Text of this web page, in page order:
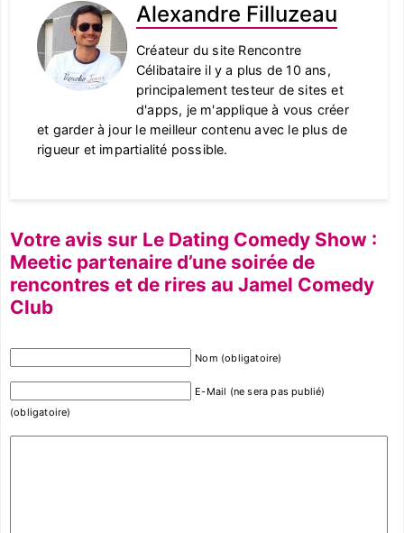
Alexandre Filluzeau
Créateur du site Rencontre
Célibataire il y a plus de 10 ans,
principalement testeur de sites et
d'apps, je m'applique à vous créer
et garder à jour le meilleur contenu avec le plus de
rigueur et impartialité possible.
Votre avis sur Le Dating Comedy Show :
Meetic partenaire d’une soirée de
rencontres et de rires au Jamel Comedy
Club
Nom (obligatoire)
E-Mail (ne sera pas publié)
(obligatoire)